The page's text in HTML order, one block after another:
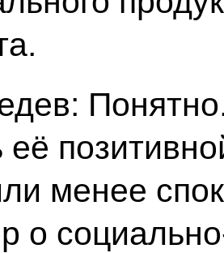
её
менее
о